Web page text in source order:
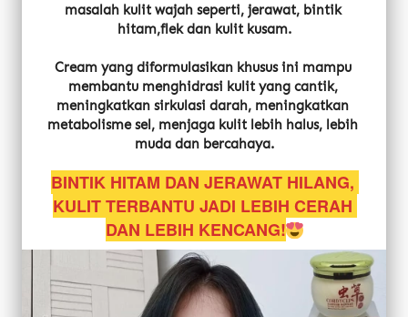
masalah kulit wajah seperti, jerawat, bintik
hitam,flek dan kulit kusam.
Cream yang diformulasikan khusus ini mampu
membantu menghidrasi kulit yang cantik,
meningkatkan sirkulasi darah, meningkatkan
metabolisme sel, menjaga kulit lebih halus, lebih
muda dan bercahaya.
BINTIK HITAM DAN JERAWAT HILANG,
KULIT TERBANTU JADI LEBIH CERAH
DAN LEBIH KENCANG!